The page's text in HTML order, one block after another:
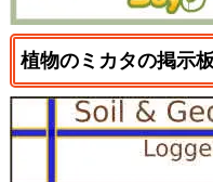
植物のミカタの掲示